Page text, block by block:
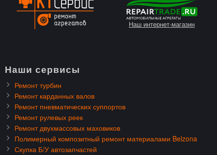
Наш интернет-магазин
Наши сервисы
Ремонт турбин
Ремонт карданных валов
Ремонт пневматических суппортов
Ремонт рулевых реек
Ремонт двухмассовых маховиков
Полимерный композитный ремонт материалами Belzona
Скупка Б/У автозапчастей